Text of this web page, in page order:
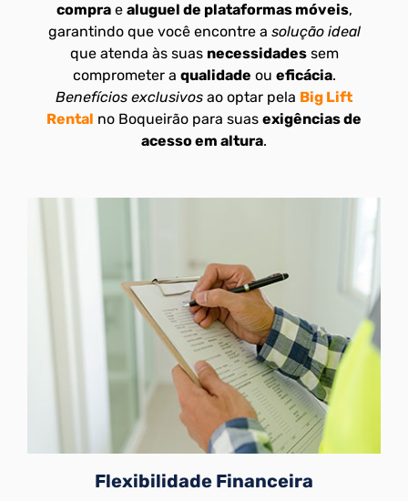
comprae aluguel de plataformas móveis,
garantindo que você encontre a solução ideal
que atenda às suas necessidadessem
comprometer a qualidade ou eficácia.
Benefícios exclusivos ao optar pela Big Lift
Rental no Boqueirão para suas exigências de
acesso em altura.
Flexibilidade Financeira